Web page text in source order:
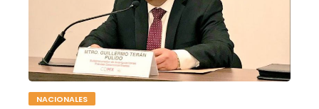
NACIONALES